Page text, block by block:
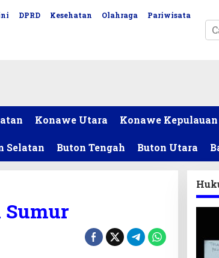
DPRD Kesehatan Olahraga Pariwisata
Konawe Utara Konawe Kepulauan
Selatan Buton Tengah Buton Utara
Sumur